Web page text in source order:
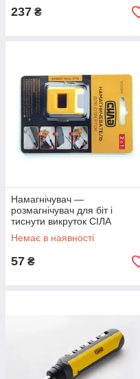
237 ₴
Намагнічувач —
розмагнічувач для біт і
тиснути викруток СІЛА
Немає в наявності
57 ₴